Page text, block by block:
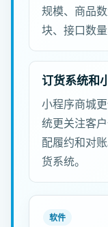
规模、商品
块、接口数
订货系统和
小程序商城
统更关注客
配履约和对
货系统。
软件